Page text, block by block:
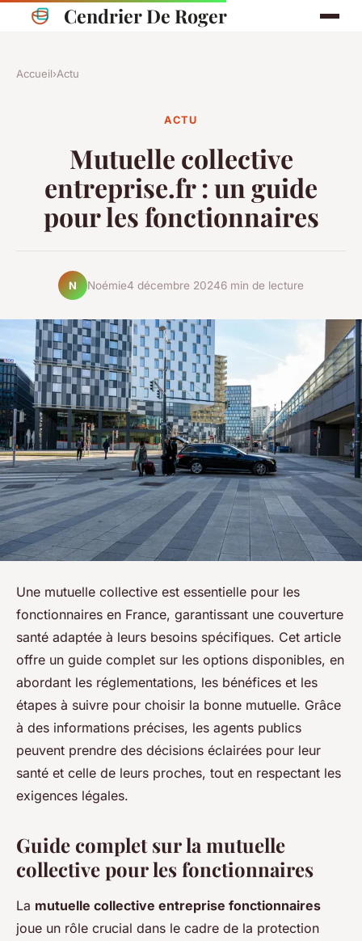
Cendrier De Roger
Accueil›Actu
ACTU
Mutuelle collective
entreprise.fr : un guide
pour les fonctionnaires
N Noémie4 décembre 20246 min de lecture
Une mutuelle collective est essentielle pour les
fonctionnaires en France, garantissant une couverture
santé adaptée à leurs besoins spécifiques. Cet article
offre un guide complet sur les options disponibles, en
abordant les réglementations, les bénéfices et les
étapes à suivre pour choisir la bonne mutuelle. Grâce
à des informations précises, les agents publics
peuvent prendre des décisions éclairées pour leur
santé et celle de leurs proches, tout en respectant les
exigences légales.
Guide complet sur la mutuelle
collective pour les fonctionnaires
La mutuelle collective entreprise fonctionnaires
joue un rôle crucial dans le cadre de la protection